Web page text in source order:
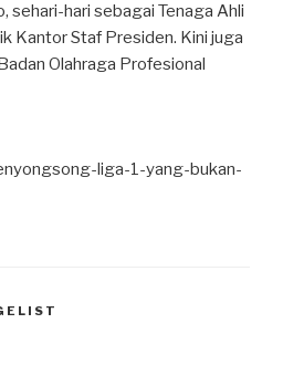
sehari-hari sebagai Tenaga Ahli
Kantor Staf Presiden. Kini juga
Olahraga Profesional
liga-1-yang-bukan-